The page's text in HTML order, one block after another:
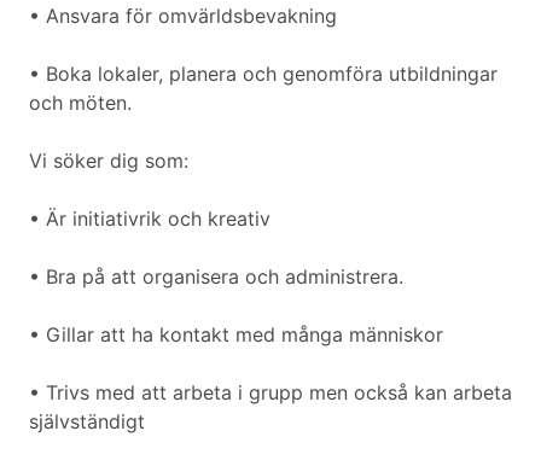
• Ansvara för omvärldsbevakning
• Boka lokaler, planera och genomföra utbildningar
och möten.
Vi söker dig som:
• Är initiativrik och kreativ
• Bra på att organisera och administrera.
• Gillar att ha kontakt med många människor
• Trivs med att arbeta i grupp men också kan arbeta
självständigt